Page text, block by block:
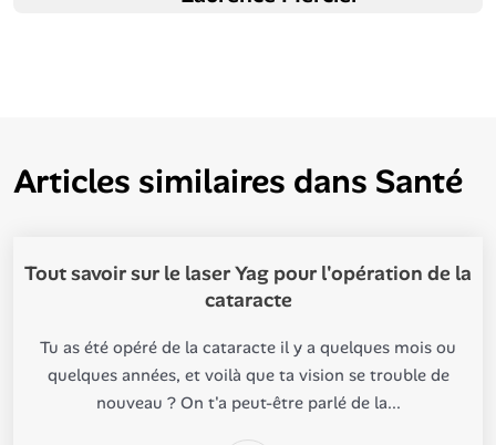
Articles similaires dans Santé
Tout savoir sur le laser Yag pour l'opération de la
cataracte
Tu as été opéré de la cataracte il y a quelques mois ou
quelques années, et voilà que ta vision se trouble de
nouveau ? On t'a peut-être parlé de la...